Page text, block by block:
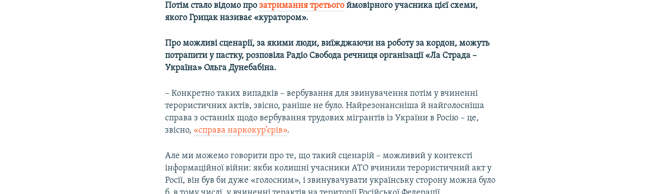
Потім стало відомо прозатримання третього ймовірного учасника цієї схеми,
якого Грицак називає «куратором».
Про можливі сценарії, за якими люди, виїжджаючи на роботу за кордон, можуть
потрапити у пастку, розповіла Радіо Свобода речниця організації «Ла Страда –
Україна» Ольга Дунебабіна.
– Конкретно таких випадків – вербування для звинувачення потім у вчиненні
терористичних актів, звісно, раніше не було. Найрезонансніша й найголосніша
справа з останніх щодо вербування трудових мігрантів із України в Росію – це,
звісно, «справа наркокур’єрів».
Але ми можемо говорити про те, що такий сценарій – можливий у контексті
інформаційної війни: якби колишні учасники АТО вчинили терористичний акт у
Росії, він був би дуже «голосним», і звинувачувати українську сторону можна було